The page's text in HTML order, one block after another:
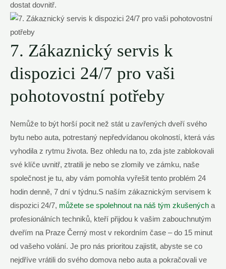
dostat dovnitř.
7. Zákaznický servis k
dispozici 24/7 pro vaši
pohotovostní potřeby
Nemůže to být horší pocit než stát u zavřených dveří svého
bytu nebo auta, potrestaný nepředvídanou okolností, která vás
vyhodila z rytmu života. Bez ohledu na to, zda jste zablokovali
své klíče uvnitř, ztratili je nebo se zlomily ve zámku, naše
společnost je tu, aby vám pomohla vyřešit tento problém 24
hodin denně, 7 dní v týdnu.S naším zákaznickým servisem k
dispozici 24/7, můžete se spolehnout na náš tým zkušených a
profesionálních techniků, kteří přijdou k vašim zabouchnutým
dveřím na Praze Černý most v rekordním čase – do 15 minut
od vašeho volání. Je pro nás prioritou zajistit, abyste se co
nejdříve vrátili do svého domova nebo auta a pokračovali ve